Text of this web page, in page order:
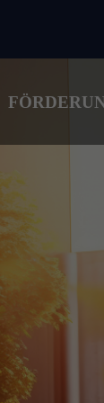
About
Lorem
Aenean
natoque
parturient
ridiculus
ultricies